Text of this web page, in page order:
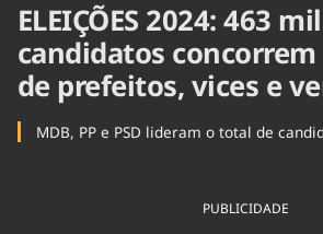
ELEIÇÕES 2024: 463 mil
candidatos concorrem
de prefeitos, vices e
MDB, PP e PSD lideram o total de
PUBLICIDADE